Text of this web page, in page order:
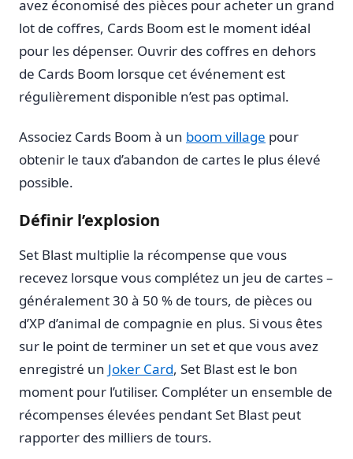
avez économisé des pièces pour acheter un grand
lot de coffres, Cards Boom est le moment idéal
pour les dépenser. Ouvrir des coffres en dehors
de Cards Boom lorsque cet événement est
régulièrement disponible n’est pas optimal.
Associez Cards Boom à un boom village pour
obtenir le taux d’abandon de cartes le plus élevé
possible.
Définir l’explosion
Set Blast multiplie la récompense que vous
recevez lorsque vous complétez un jeu de cartes –
généralement 30 à 50 % de tours, de pièces ou
d’XP d’animal de compagnie en plus. Si vous êtes
sur le point de terminer un set et que vous avez
enregistré un Joker Card, Set Blast est le bon
moment pour l’utiliser. Compléter un ensemble de
récompenses élevées pendant Set Blast peut
rapporter des milliers de tours.